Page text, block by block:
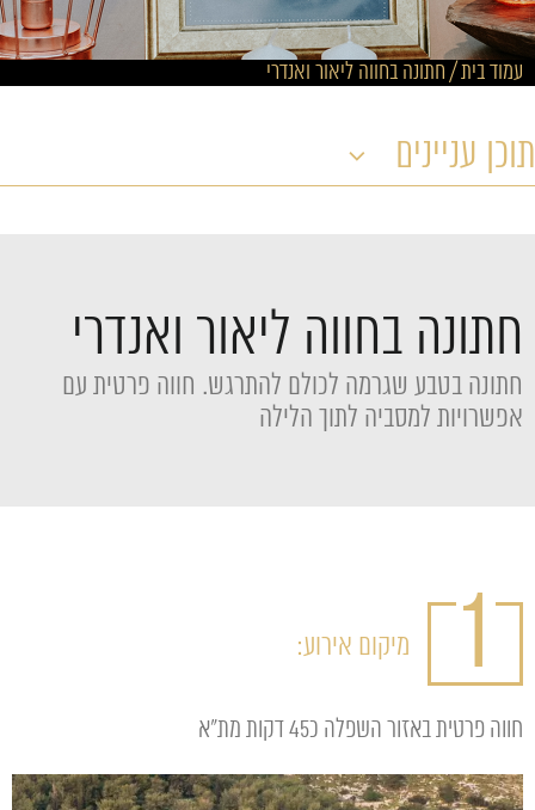
עמוד בית/חתונה בחווה ליאור ואנדרי
תוכן עניינים
חתונה בחווה ליאור ואנדרי
חתונה בטבע שגרמה לכולם להתרגש. חווה פרטית עם
אפשרויות למסביה לתוך הלילה
1 מיקום אירוע:
חווה פרטית באזור השפלה כ45 דקות מת"א